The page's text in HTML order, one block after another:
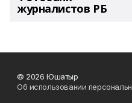
журналистов РБ
© 2026 Юшатыр
Об использовании